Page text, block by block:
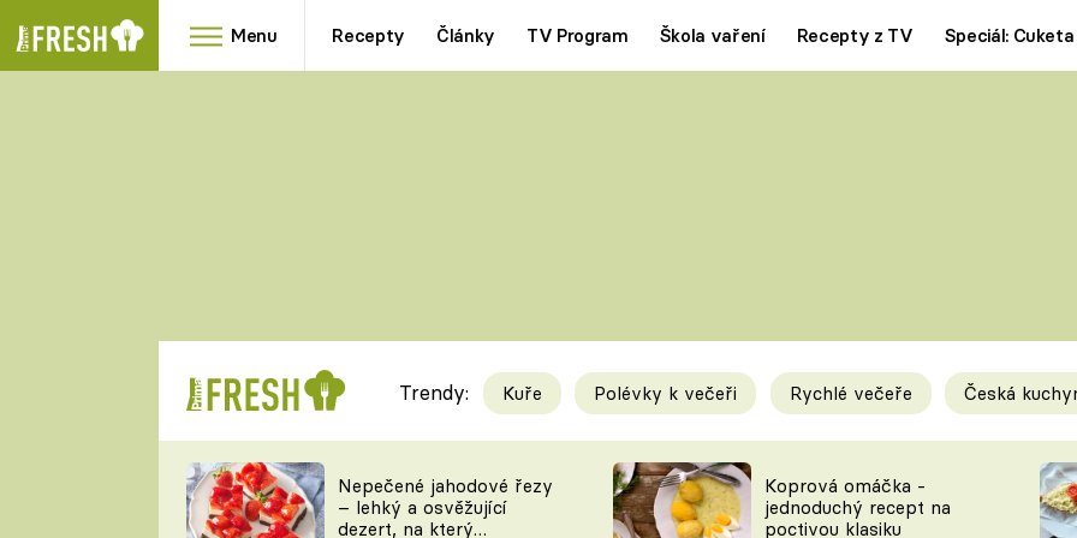
Menu Recepty Články TV Program Škola vaření Recepty z TV Speciál: Cuketa
RYCHLOVKY
Videorecepty
TEĎ VAŘÍ ŠÉF!
Tipy a triky
KAM ZA JÍDLEM
Trendy: Kuře Polévky k večeři Rychlé večeře Česká
Nepečené jahodové řezy
– lehký a osvěžující
dezert, na který
Koprová omáčka -
jednoduchý recept na
poctivou klasiku